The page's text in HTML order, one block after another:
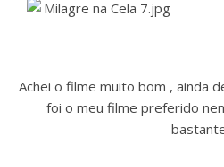
Achei o filme muito bom , ainda
foi o meu filme preferido